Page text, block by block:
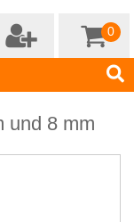
0
und 8 mm